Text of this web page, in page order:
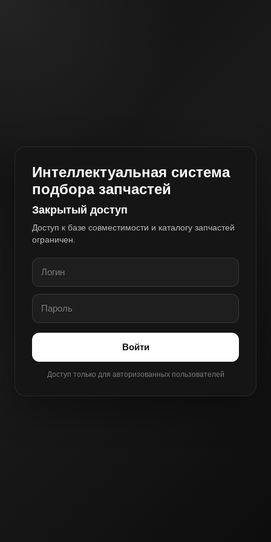
Интеллектуальная система
подбора запчастей
Закрытый доступ
Доступ к базе совместимости и каталогу запчастей
ограничен.
Войти
Доступ только для авторизованных пользователей